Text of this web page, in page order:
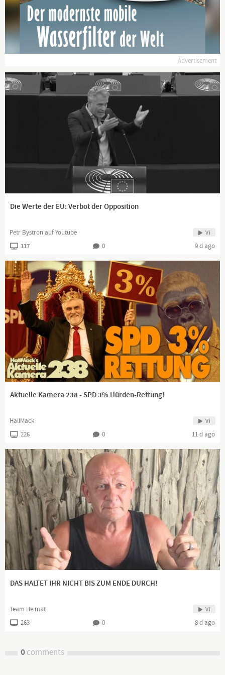
www.kla.tv/news
Advertisement
Die Werte der EU: Verbot der Opposition
Petr Bystron auf Youtube Vi
117 0 9 d ago
Aktuelle Kamera 238 - SPD 3% Hürden-Rettung!
HallMack Vi
226 0 11 d ago
DAS HALTET IHR NICHT BIS ZUM ENDE DURCH!
Team Heimat Vi
263 0 8 d ago
0comments